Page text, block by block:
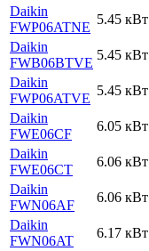
Daikin
FWP06ATNE
5.45 кВт
Daikin
FWB06BTVE
5.45 кВт
Daikin
FWP06ATVE
5.45 кВт
Daikin
FWE06CF
6.05 кВт
Daikin
FWE06CT
6.06 кВт
Daikin
FWN06AF
6.06 кВт
Daikin
FWN06AT
6.17 кВт